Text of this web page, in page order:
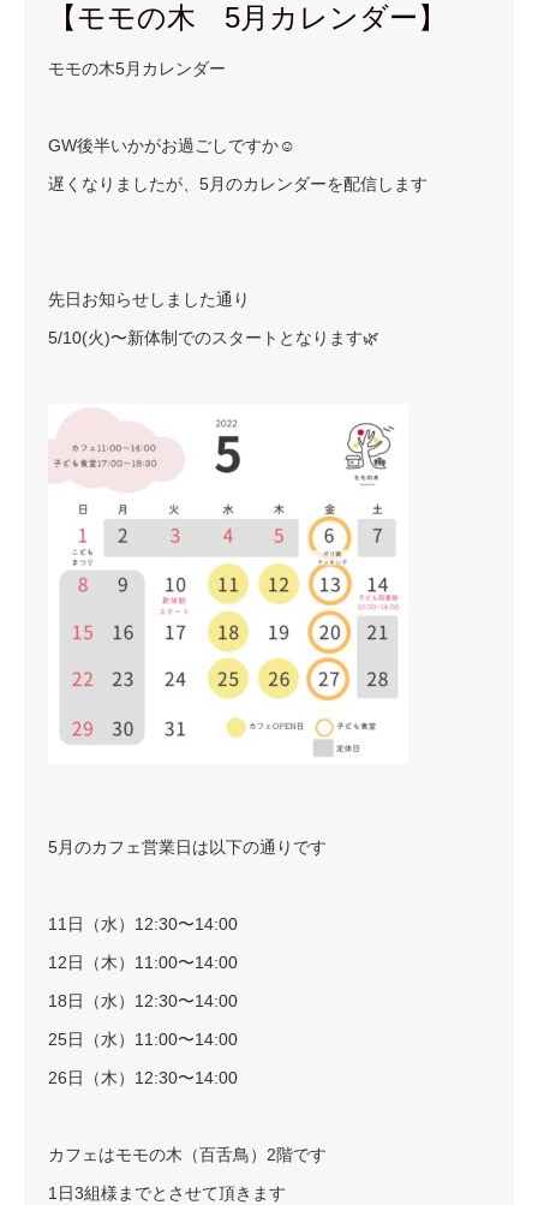
【モモの木 5月カレンダー】
モモの木5月カレンダー
GW後半いかがお過ごしですか☺️
遅くなりましたが、5月のカレンダーを配信します
先日お知らせしました通り
5/10(火)〜新体制でのスタートとなります🌿
5月のカフェ営業日は以下の通りです
11日（水）12:30〜14:00
12日（木）11:00〜14:00
18日（水）12:30〜14:00
25日（水）11:00〜14:00
26日（木）12:30〜14:00
カフェはモモの木（百舌鳥）2階です
1日3組様までとさせて頂きます